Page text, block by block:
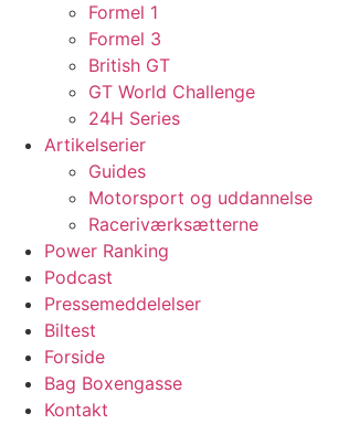
Formel 1
Formel 3
British GT
GT World Challenge
24H Series
Artikelserier
Guides
Motorsport og uddannelse
Raceriværksætterne
Power Ranking
Podcast
Pressemeddelelser
Biltest
Forside
Bag Boxengasse
Kontakt